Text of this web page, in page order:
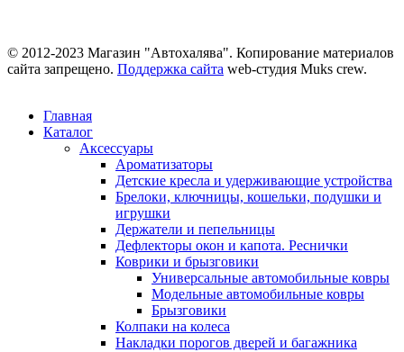
© 2012-2023 Магазин "Автохалява". Копирование материалов
сайта запрещено. Поддержка сайта web-студия Muks crew.
Главная
Каталог
Аксессуары
Ароматизаторы
Детские кресла и удерживающие устройства
Брелоки, ключницы, кошельки, подушки и
игрушки
Держатели и пепельницы
Дефлекторы окон и капота. Реснички
Коврики и брызговики
Универсальные автомобильные ковры
Модельные автомобильные ковры
Брызговики
Колпаки на колеса
Накладки порогов дверей и багажника